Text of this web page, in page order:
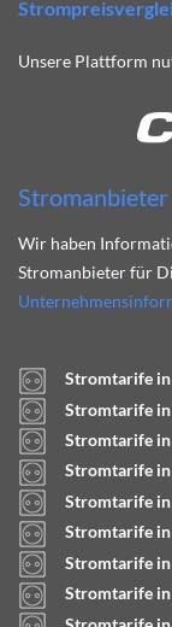
Unsere Plattform
Wir haben
Stromanbieter für
Stromtarife
Stromtarife
Stromtarife
Stromtarife
Stromtarife
Stromtarife in
Stromtarife
Stromtarife in